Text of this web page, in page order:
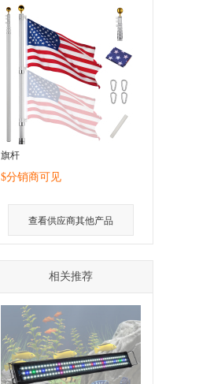
旗杆
$分销商可见
查看供应商其他产品
相关推荐